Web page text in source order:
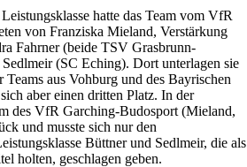
hatte das Team vom VfR
von Franziska Mieland, Verstärkung
Fahrner (beide TSV Grasbrunn-
(SC Eching). Dort unterlagen sie
aus Vohburg und des Bayrischen
aber einen dritten Platz. In der
des VfR Garching-Budosport (Mieland,
und musste sich nur den
Büttner und Sedlmeir, die als
holten, geschlagen geben.